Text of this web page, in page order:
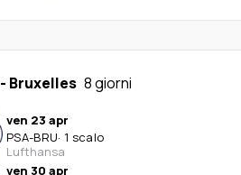
- Bruxelles 8 giorni
ven 23 apr
PSA-BRU· 1 scalo
Lufthansa
ven 30 apr